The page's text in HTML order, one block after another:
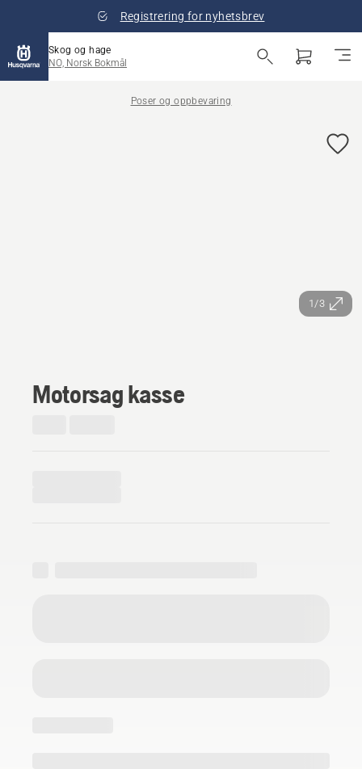
Registrering for nyhetsbrev
Skog og hage
NO, Norsk Bokmål
Poser og oppbevaring
1/3
Motorsag kasse